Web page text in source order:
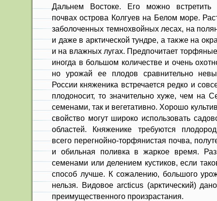
Дальнем Востоке. Его можно встретить
почвах острова Кол­гуев на Белом море.
за­болоченных темнохвойных лесах, на
и даже в арктической тундре, а также на
и на влажных лугах. Предпочитает
иног­да в большом количестве и очень
но урожай ее плодов сравнительно
России княженика встречается редко и
плодоносит, то значи­тельно хуже, чем на
семена­ми, так и вегетативно. Хорошо
свойство могут широко использовать
областей. Княженике требуются
всего перегнойно-торфянистая почва,
и обильная поливка в жаркое время.
семенами или делением кустиков, если
способ лучше. К сожалению, большого
нельзя. Видовое arcti­cus (арктический)
преимущественного произрастания.